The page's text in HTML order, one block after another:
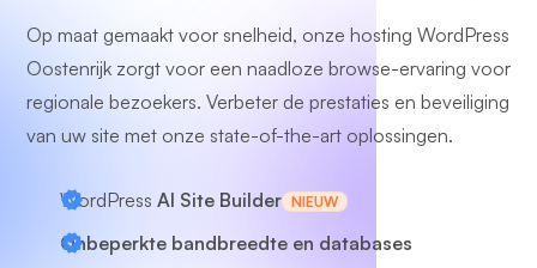
Op maat gemaakt voor snelheid, onze hosting WordPress
Oostenrijk zorgt voor een naadloze browse-ervaring voor
regionale bezoekers. Verbeter de prestaties en beveiliging
van uw site met onze state-of-the-art oplossingen.
WordPress AI Site Builder NIEUW
Onbeperkte bandbreedte en databases